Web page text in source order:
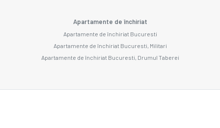
Apartamente de închiriat
Apartamente de închiriat Bucuresti
Apartamente de închiriat Bucuresti, Militari
Apartamente de închiriat Bucuresti, Drumul Taberei